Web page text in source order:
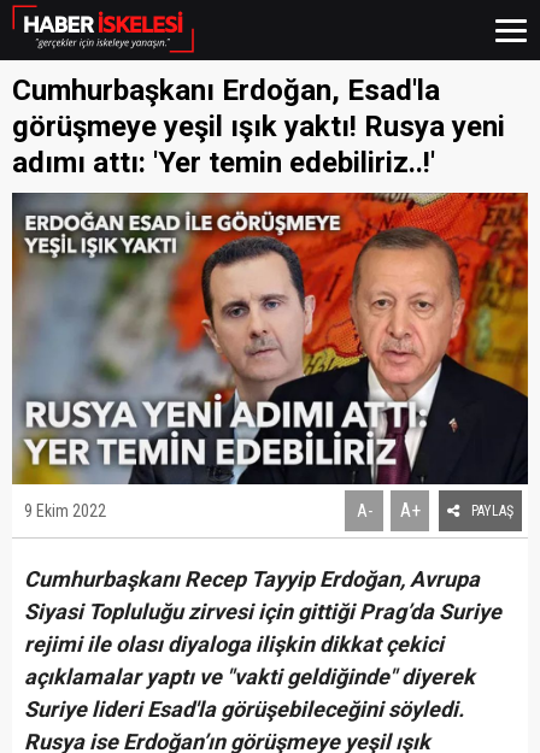
Cumhurbaşkanı Erdoğan, Esad'la
görüşmeye yeşil ışık yaktı! Rusya yeni
adımı attı: 'Yer temin edebiliriz..!'
9 Ekim 2022 A- A+ PAYLAŞ
Cumhurbaşkanı Recep Tayyip Erdoğan, Avrupa
Siyasi Topluluğu zirvesi için gittiği Prag’da Suriye
rejimi ile olası diyaloga ilişkin dikkat çekici
açıklamalar yaptı ve "vakti geldiğinde" diyerek
Suriye lideri Esad'la görüşebileceğini söyledi.
Rusya ise Erdoğan’ın görüşmeye yeşil ışık